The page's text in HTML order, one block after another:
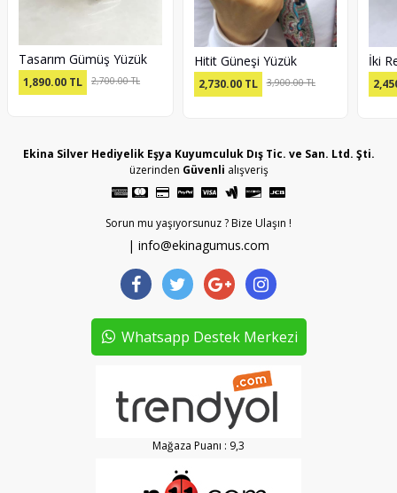
Tasarım Gümüş Yüzük
1,890.00TL 2,700.00 TL
Hitit Güneşi Yüzük
2,730.00TL 3,900.00 TL
İki
Ekina Silver Hediyelik Eşya Kuyumculuk Dış Tic. ve San. Ltd. Şti.
üzerinden Güvenli alışveriş
Sorun mu yaşıyorsunuz ? Bize Ulaşın !
| info@ekinagumus.com
Whatsapp Destek Merkezi
Mağaza Puanı : 9,3